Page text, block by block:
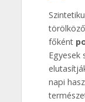
főként
Egyesek
napi